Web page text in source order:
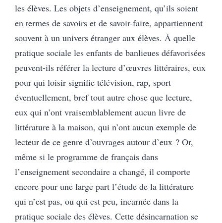
les élèves. Les objets d’enseignement, qu’ils soient
en termes de savoirs et de savoir-faire, appartiennent
souvent à un univers étranger aux élèves. À quelle
pratique sociale les enfants de banlieues défavorisées
peuvent-ils référer la lecture d’œuvres littéraires, eux
pour qui loisir signifie télévision, rap, sport
éventuellement, bref tout autre chose que lecture,
eux qui n’ont vraisemblablement aucun livre de
littérature à la maison, qui n’ont aucun exemple de
lecteur de ce genre d’ouvrages autour d’eux ? Or,
même si le programme de français dans
l’enseignement secondaire a changé, il comporte
encore pour une large part l’étude de la littérature
qui n’est pas, ou qui est peu, incarnée dans la
pratique sociale des élèves. Cette désincarnation se